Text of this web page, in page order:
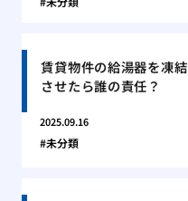
賃貸物件の給湯器を凍結
させたら誰の責任？
2025.09.16
未分類